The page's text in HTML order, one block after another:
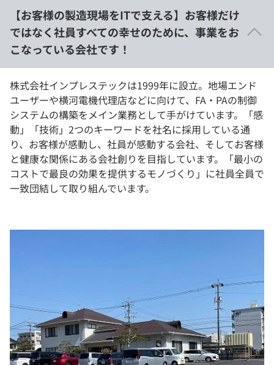
インタビュー
就活成功ガイド
プラン
個人向けプラン
法人向けプラン
学校向けプラン
契約内容・クーポン
note
【お客様の製造現場をITで支える】お客様だけ
ではなく社員すべての幸せのために、事業をお
こなっている会社です！
株式会社インプレステックは1999年に設立。地場エンド
ユーザーや横河電機代理店などに向けて、FA・PAの制御
システムの構築をメイン業務として手がけています。「感
動」「技術」2つのキーワードを社名に採用している通
り、お客様が感動し、社員が感動する会社、そしてお客様
と健康な関係にある会社創りを目指しています。「最小の
コストで最良の効果を提供するモノづくり」に社員全員で
一致団結して取り組んでいます。